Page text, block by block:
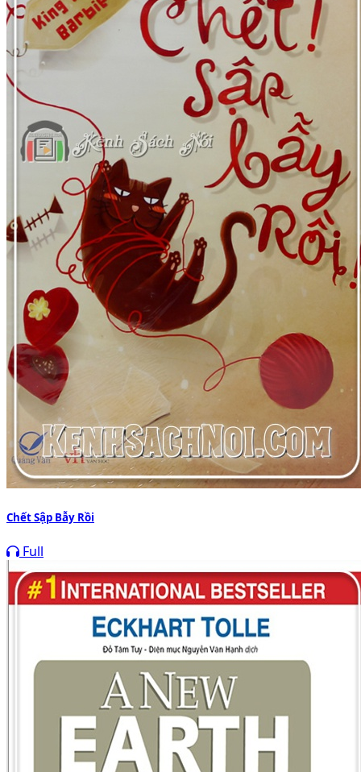
Chết Sập Bẫy Rồi
Full